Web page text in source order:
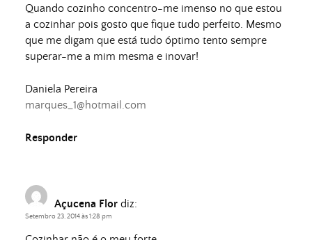
Quando cozinho concentro-me imenso no que estou
a cozinhar pois gosto que fique tudo perfeito. Mesmo
que me digam que está tudo óptimo tento sempre
superar-me a mim mesma e inovar!
Daniela Pereira
marques_1@hotmail.com
Responder
Açucena Flor diz:
Setembro 23, 2014 às 1:28 pm